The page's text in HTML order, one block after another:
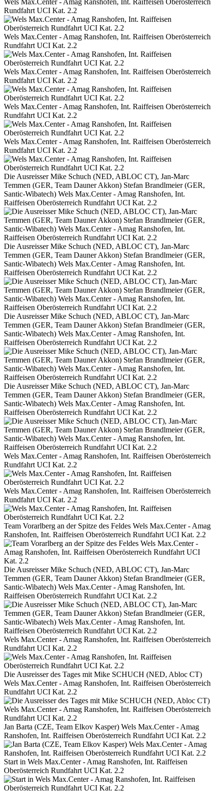
Wels Max.Center - Amag Ranshofen, Int. Raiffeisen Oberösterreich
Rundfahrt UCI Kat. 2.2
Wels Max.Center - Amag Ranshofen, Int. Raiffeisen Oberösterreich
Rundfahrt UCI Kat. 2.2
Wels Max.Center - Amag Ranshofen, Int. Raiffeisen Oberösterreich
Rundfahrt UCI Kat. 2.2
Wels Max.Center - Amag Ranshofen, Int. Raiffeisen Oberösterreich
Rundfahrt UCI Kat. 2.2
Wels Max.Center - Amag Ranshofen, Int. Raiffeisen Oberösterreich
Rundfahrt UCI Kat. 2.2
Die Ausreisser Mike Schuch (NED, ABLOC CT), Jan-Marc
Temmen (GER, Team Dauner Akkon) Stefan Brandlmeier (GER,
Santic-Wibatech) Wels Max.Center - Amag Ranshofen, Int.
Raiffeisen Oberösterreich Rundfahrt UCI Kat. 2.2
Die Ausreisser Mike Schuch (NED, ABLOC CT), Jan-Marc
Temmen (GER, Team Dauner Akkon) Stefan Brandlmeier (GER,
Santic-Wibatech) Wels Max.Center - Amag Ranshofen, Int.
Raiffeisen Oberösterreich Rundfahrt UCI Kat. 2.2
Die Ausreisser Mike Schuch (NED, ABLOC CT), Jan-Marc
Temmen (GER, Team Dauner Akkon) Stefan Brandlmeier (GER,
Santic-Wibatech) Wels Max.Center - Amag Ranshofen, Int.
Raiffeisen Oberösterreich Rundfahrt UCI Kat. 2.2
Die Ausreisser Mike Schuch (NED, ABLOC CT), Jan-Marc
Temmen (GER, Team Dauner Akkon) Stefan Brandlmeier (GER,
Santic-Wibatech) Wels Max.Center - Amag Ranshofen, Int.
Raiffeisen Oberösterreich Rundfahrt UCI Kat. 2.2
Wels Max.Center - Amag Ranshofen, Int. Raiffeisen Oberösterreich
Rundfahrt UCI Kat. 2.2
Wels Max.Center - Amag Ranshofen, Int. Raiffeisen Oberösterreich
Rundfahrt UCI Kat. 2.2
Team Vorarlberg an der Spitze des Feldes Wels Max.Center - Amag
Ranshofen, Int. Raiffeisen Oberösterreich Rundfahrt UCI Kat. 2.2
Die Ausreisser Mike Schuch (NED, ABLOC CT), Jan-Marc
Temmen (GER, Team Dauner Akkon) Stefan Brandlmeier (GER,
Santic-Wibatech) Wels Max.Center - Amag Ranshofen, Int.
Raiffeisen Oberösterreich Rundfahrt UCI Kat. 2.2
Wels Max.Center - Amag Ranshofen, Int. Raiffeisen Oberösterreich
Rundfahrt UCI Kat. 2.2
Die Ausreisser des Tages mit Mike SCHUCH (NED, Abloc CT)
Wels Max.Center - Amag Ranshofen, Int. Raiffeisen Oberösterreich
Rundfahrt UCI Kat. 2.2
Jan Barta (CZE, Team Elkov Kasper) Wels Max.Center - Amag
Ranshofen, Int. Raiffeisen Oberösterreich Rundfahrt UCI Kat. 2.2
Start in Wels Max.Center - Amag Ranshofen, Int. Raiffeisen
Oberösterreich Rundfahrt UCI Kat. 2.2